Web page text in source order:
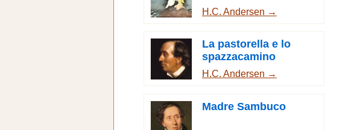
H.C. Andersen →
La pastorella e lo
spazzacamino
H.C. Andersen →
Madre Sambuco